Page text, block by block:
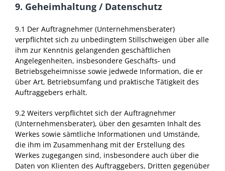
9. Geheimhaltung / Datenschutz
9.1 Der Auftragnehmer (Unternehmensberater)
verpflichtet sich zu unbedingtem Stillschweigen über alle
ihm zur Kenntnis gelangenden geschäftlichen
Angelegenheiten, insbesondere Geschäfts- und
Betriebsgeheimnisse sowie jedwede Information, die er
über Art, Betriebsumfang und praktische Tätigkeit des
Auftraggebers erhält.
9.2 Weiters verpflichtet sich der Auftragnehmer
(Unternehmensberater), über den gesamten Inhalt des
Werkes sowie sämtliche Informationen und Umstände,
die ihm im Zusammenhang mit der Erstellung des
Werkes zugegangen sind, insbesondere auch über die
Daten von Klienten des Auftraggebers, Dritten gegenüber